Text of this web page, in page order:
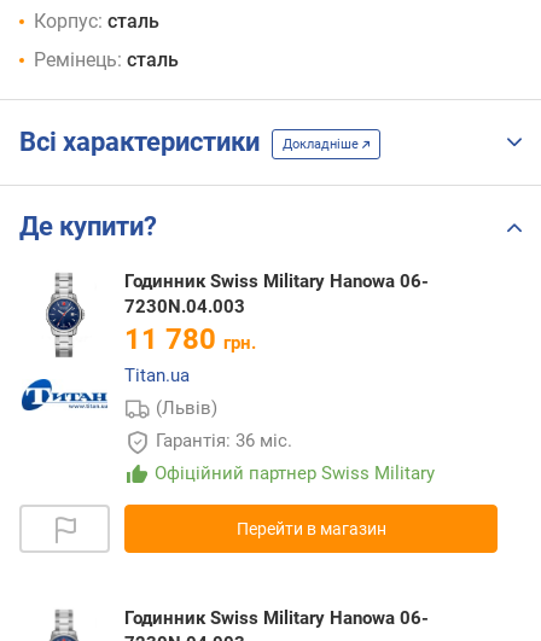
Корпус: сталь
Ремінець: сталь
Всі характеристики Докладніше
Де купити?
Годинник Swiss Military Hanowa 06-
7230N.04.003
11 780 грн.
Titan.ua
(Львів)
Гарантія: 36 міс.
Офіційний партнер Swiss Military
Перейти в магазин
Годинник Swiss Military Hanowa 06-